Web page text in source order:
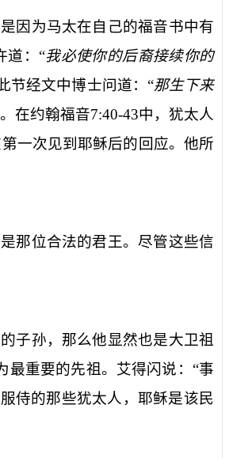
因为马太在自己的福音书中有
道：“我必使你的后裔接续你的
节经文中博士问道：“那生下来
在约翰福音7:40-43中，犹太人
一次见到耶稣后的回应。他所
那位合法的君王。尽管这些信
子孙，那么他显然也是大卫祖
最重要的先祖。 艾得闪说：“事
侍的那些犹太人，耶稣是该民